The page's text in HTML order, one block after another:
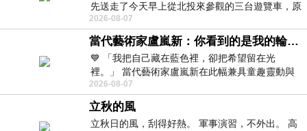
先送走了今天早上從北投來參觀的三台遊覽車，原
以為展場已經差不多要安靜下來，卻發
2026-08-07
當代藝術家盧嵐新：你看到的是我的輪廓，還是你的故事？——藏在藍色裡的希望與光
💙 「我把自己藏在藍色裡，卻把希望留在光
裡。」 當代藝術家盧嵐新在此幅兼具童趣靈動與
抽象韻味的新作中，用湛藍的羽翼般色塊包覆著
2026-08-07
立秋的風
立秋日的風，刮得好熱。 軍事演習，不外出。 高